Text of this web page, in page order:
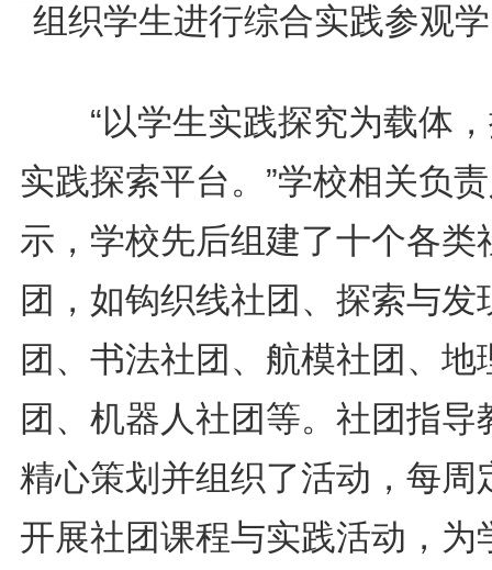
组织学生进行综合实践参观
“以学生实践探究为载体，
实践探索平台。”学校相关负
示，学校先后组建了十个各类
团，如钩织线社团、探索与发
团、书法社团、航模社团、地
团、机器人社团等。社团指导
精心策划并组织了活动，每周
开展社团课程与实践活动，为